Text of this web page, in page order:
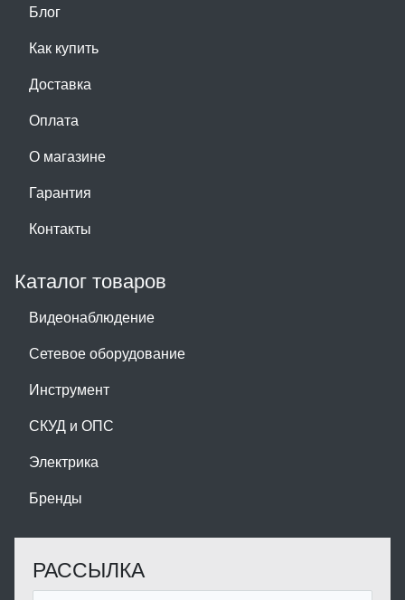
Блог
Как купить
Доставка
Оплата
О магазине
Гарантия
Контакты
Каталог товаров
Видеонаблюдение
Сетевое оборудование
Инструмент
СКУД и ОПС
Электрика
Бренды
РАССЫЛКА